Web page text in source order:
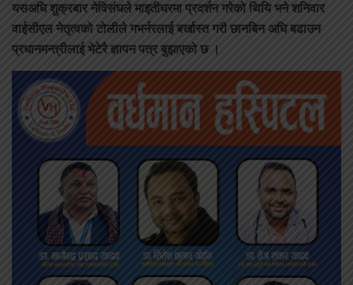
यसअघि शुक्रबार नेविसंघले माइतीघरमा प्रदर्शन गरेको थियि भने शनिवार
वाईसीएल नेतृत्वको टोलीले गभर्नरलाई बर्खास्त गरी छानबिन अघि बढाउन
प्रधानमन्त्रीलाई भेटेरै ज्ञापन पत्र बुझाएको छ ।